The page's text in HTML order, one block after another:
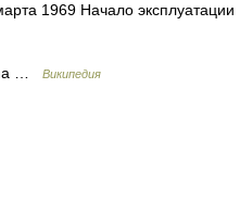
1969 Начало эксплуатации
… Википедия